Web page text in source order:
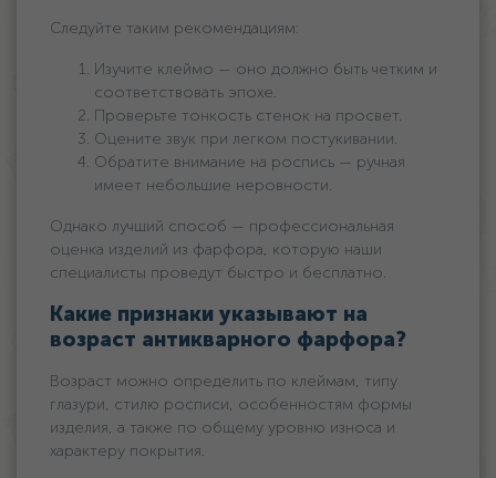
Следуйте таким рекомендациям:
Изучите клеймо — оно должно быть четким и
соответствовать эпохе.
Проверьте тонкость стенок на просвет.
Оцените звук при легком постукивании.
Обратите внимание на роспись — ручная
имеет небольшие неровности.
Однако лучший способ — профессиональная
оценка изделий из фарфора, которую наши
специалисты проведут быстро и бесплатно.
Какие признаки указывают на
возраст антикварного фарфора?
Возраст можно определить по клеймам, типу
глазури, стилю росписи, особенностям формы
изделия, а также по общему уровню износа и
характеру покрытия.